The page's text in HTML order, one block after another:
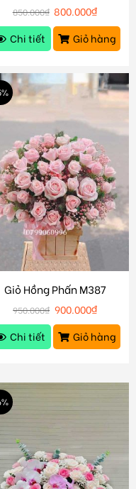
850.000₫ 800.000₫
Chi tiết
Giỏ hàng
Giỏ Hồng Phấn M387
950.000₫ 900.000₫
Chi tiết
Giỏ hàng